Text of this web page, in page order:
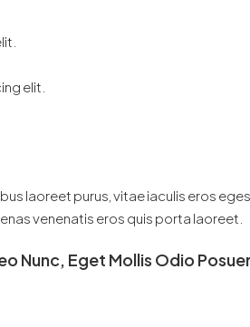
elit.
laoreet purus, vitae iaculis eros
venenatis eros quis porta laoreet.
Nunc, Eget Mollis Odio